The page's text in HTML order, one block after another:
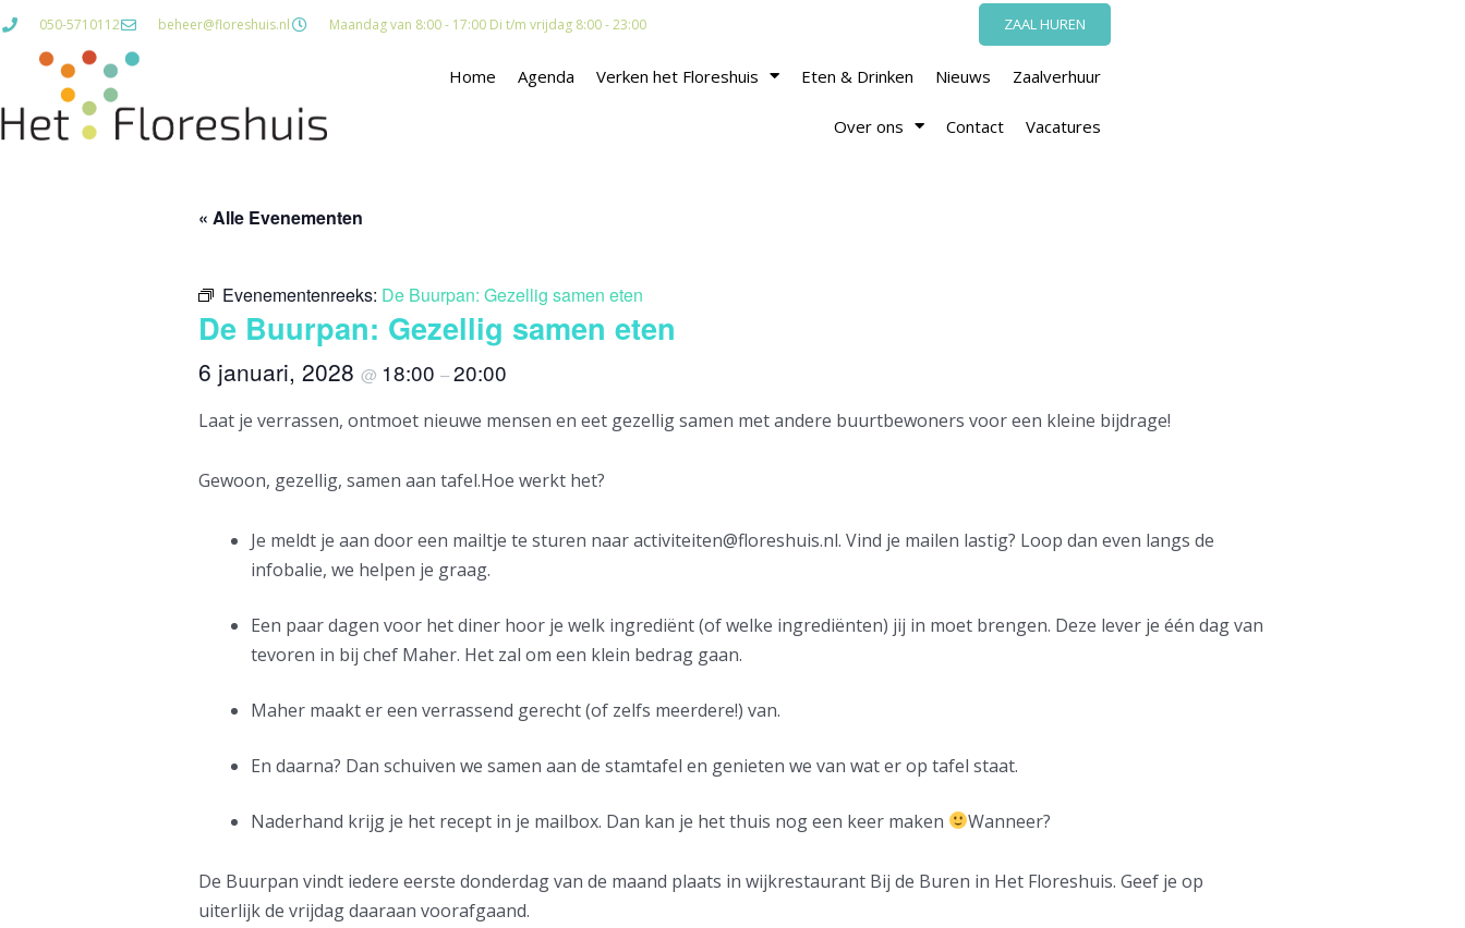
Ga
inhoud
050-5710112 beheer@floreshuis.nl Maandag van 8:00 - 17:00 Di t/m vrijdag 8:00 - 23:00 ZAAL HUREN
Home Agenda Verken het Floreshuis Eten & Drinken Nieuws Zaalverhuur
Over ons Contact Vacatures
« Alle Evenementen
Evenementenreeks: De Buurpan: Gezellig samen eten
De Buurpan: Gezellig samen eten
6 januari, 2028 @ 18:00 –20:00
Laat je verrassen, ontmoet nieuwe mensen en eet gezellig samen met andere buurtbewoners voor een kleine bijdrage!
Gewoon, gezellig, samen aan tafel.Hoe werkt het?
Je meldt je aan door een mailtje te sturen naaractiviteiten@floreshuis.nl. Vind je mailen lastig? Loop dan even langs de
infobalie, we helpen je graag.
Een paar dagen voor het diner hoor je welk ingrediënt (of welke ingrediënten) jij in moet brengen. Deze lever je één dag van
tevoren in bij chef Maher. Het zal om een klein bedrag gaan.
Maher maakt er een verrassend gerecht (of zelfs meerdere!) van.
En daarna? Dan schuiven we samen aan de stamtafel en genieten we van wat er op tafel staat.
Naderhand krijg je het recept in je mailbox. Dan kan je het thuis nog een keer maken Wanneer?
De Buurpan vindt iedere eerste donderdag van de maand plaats in wijkrestaurant Bij de Buren in Het Floreshuis. Geef je op
uiterlijk de vrijdag daaraan voorafgaand.